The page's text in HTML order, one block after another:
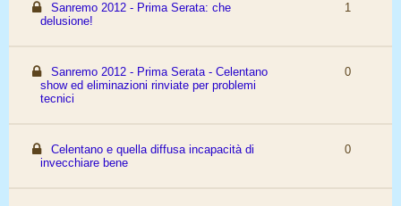
Sanremo 2012 - Prima Serata: che
delusione!
1
Sanremo 2012 - Prima Serata - Celentano
show ed eliminazioni rinviate per problemi
tecnici
0
Celentano e quella diffusa incapacità di
invecchiare bene
0